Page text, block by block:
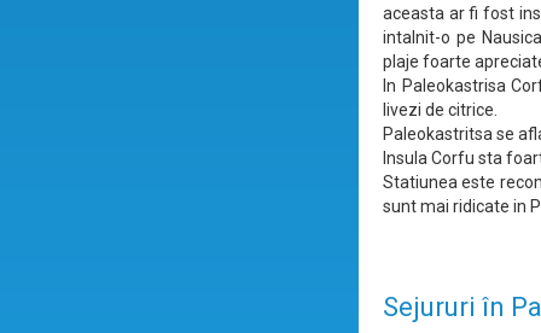
aceasta ar fi fost
intalnit-o pe
plaje foarte
In Paleokastrisa
livezi de citrice.
Paleokastritsa se
Insula Corfu sta
Statiunea este
sunt mai ridicate in
Sejururi în